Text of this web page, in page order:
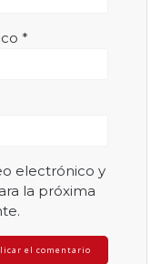
*
electrónico y
la próxima